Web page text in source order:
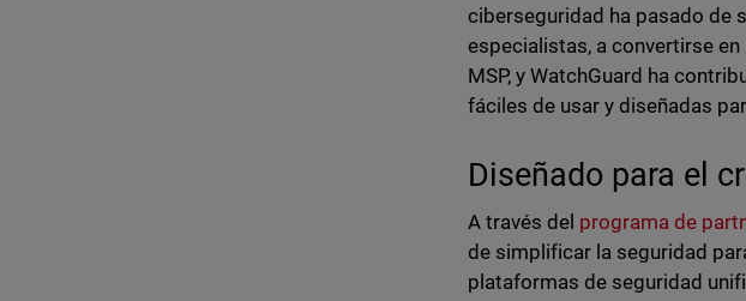
ciberseguridad ha pasado de
especialistas, a convertirse
MSP, y WatchGuard ha
fáciles de usar y diseñadas
Diseñado para el
A través del programa de
de simplificar la seguridad
plataformas de seguridad